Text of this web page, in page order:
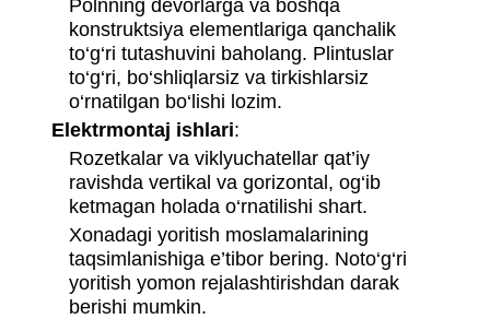
Polnning devorlarga va boshqa
konstruktsiya elementlariga qanchalik
to‘g‘ri tutashuvini baholang. Plintuslar
to‘g‘ri, bo‘shliqlarsiz va tirkishlarsiz
o‘rnatilgan bo‘lishi lozim.
Elektrmontaj ishlari:
Rozetkalar va viklyuchatellar qat’iy
ravishda vertikal va gorizontal, og‘ib
ketmagan holada o‘rnatilishi shart.
Xonadagi yoritish moslamalarining
taqsimlanishiga e’tibor bering. Noto‘g‘ri
yoritish yomon rejalashtirishdan darak
berishi mumkin.